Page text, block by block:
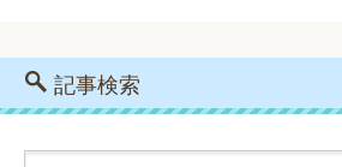
記事検索